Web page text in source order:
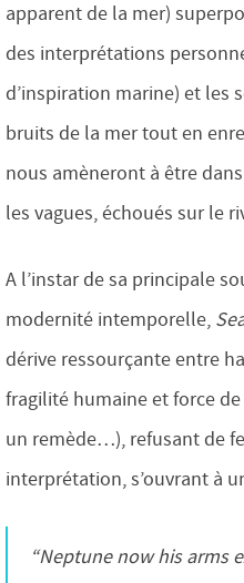
apparent de la mer)
des interprétations
d’inspiration marine) et les
bruits de la mer tout en
nous amèneront à être
les vagues, échoués sur le
A l’instar de sa principale
modernité intemporelle,
dérive ressourçante entre
fragilité humaine et force
un remède…), refusant de
interprétation, s’ouvrant à
“Neptune now his arms